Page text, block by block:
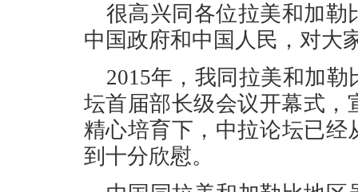
很高兴同各位拉美和加
中国政府和中国人民，对大
2015年，我同拉美和加
坛首届部长级会议开幕式，
精心培育下，中拉论坛已
到十分欣慰。